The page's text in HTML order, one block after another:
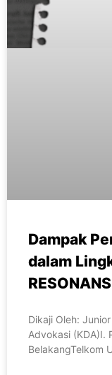
Dampak
dalam
Dikaji Oleh:
Advokasi (KDA)I.
BelakangTelkom